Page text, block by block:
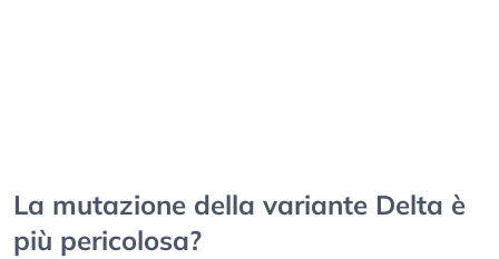
La mutazione della variante Delta è
più pericolosa?